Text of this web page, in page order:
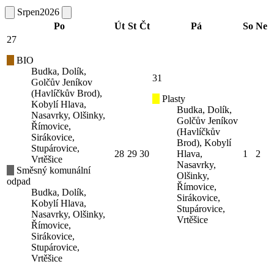
Srpen2026
Po
Út St Čt Pá So Ne
27
BIO
Budka, Dolík,
Golčův Jeníkov
(Havlíčkův Brod),
Kobylí Hlava,
Nasavrky, Olšinky,
Římovice,
Sirákovice,
Stupárovice,
Vrtěšice
Směsný komunální
odpad
Budka, Dolík,
Kobylí Hlava,
Nasavrky, Olšinky,
Římovice,
Sirákovice,
Stupárovice,
Vrtěšice
28 29 30
31
Plasty
Budka, Dolík,
Golčův Jeníkov
(Havlíčkův
Brod), Kobylí
Hlava,
Nasavrky,
Olšinky,
Římovice,
Sirákovice,
Stupárovice,
Vrtěšice
1 2